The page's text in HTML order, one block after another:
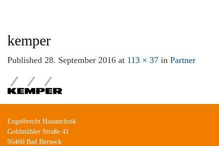
kemper
Published 28. September 2016 at 113 × 37 in Partner
Engelbrecht Haustechnik
Goldmühler Straße 41
95460 Bad Berneck